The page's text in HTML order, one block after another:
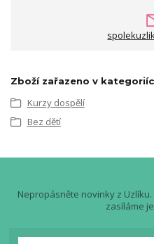
Zboží zařazeno v
Kurzy dospělí
Bez dětí
Nepropásněte novinky z
zasíláme